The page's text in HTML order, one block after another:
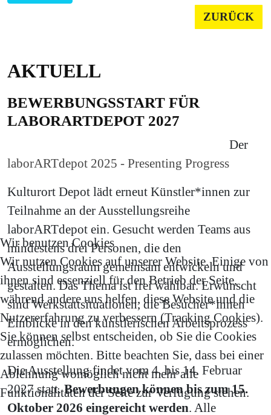
ZURÜCK
AKTUELL
BEWERBUNGSSTART FÜR
LABORARTDEPOT 2027
laborARTdepot 2025 - Presenting Progress
Der
Kulturort Depot lädt erneut Künstler*innen zur
Teilnahme an der Ausstellungsreihe
laborARTdepot ein. Gesucht werden Teams aus
mindestens drei Personen, die den
Ausstellungsraum gemeinsam entwickeln und
gestalten. Das Thema ist frei wählbar. Erwünscht
sind Werkstattsituationen, die Besucher*innen
Einblicke in den künstlerischen Arbeitsprozess
ermöglichen.
Die Ausstellung findet vom 4. bis 14. Februar
2027 statt.Bewerbungen können bis zum 15.
Oktober 2026 eingereicht werden. Alle
Wir benutzen Cookies
Wir nutzen Cookies auf unserer Website. Einige von
ihnen sind essenziell für den Betrieb der Seite,
während andere uns helfen, diese Website und die
Nutzererfahrung zu verbessern (Tracking Cookies).
Sie können selbst entscheiden, ob Sie die Cookies
zulassen möchten. Bitte beachten Sie, dass bei einer
Ablehnung womöglich nicht mehr alle
Funktionalitäten der Seite zur Verfügung stehen.